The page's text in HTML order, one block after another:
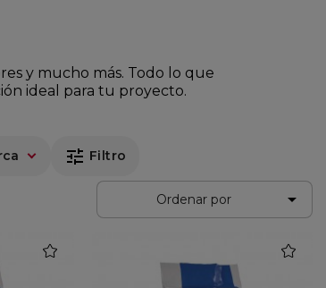
y mucho más. Todo lo que
ideal para tu proyecto.
tune Filtro
Ordenar por 
favorite